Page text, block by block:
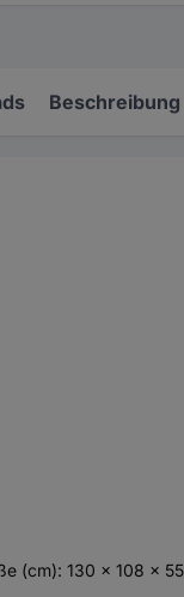
Beschreibung
(cm): 130 × 108 ×